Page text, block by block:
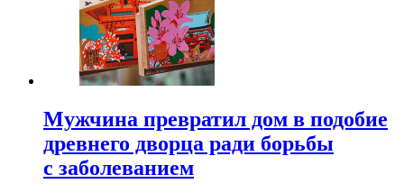
Мужчина превратил дом в подобие
древнего дворца ради борьбы
с заболеванием